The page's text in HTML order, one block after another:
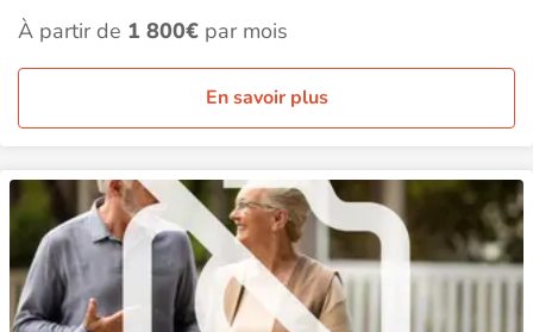
À partir de 1 800€ par mois
En savoir plus